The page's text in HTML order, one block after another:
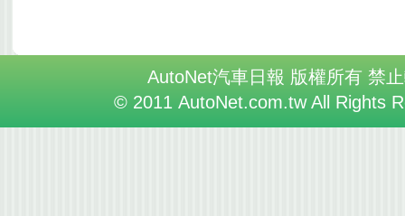
AutoNet汽車日報 版權所有 禁
© 2011 AutoNet.com.tw All Rights